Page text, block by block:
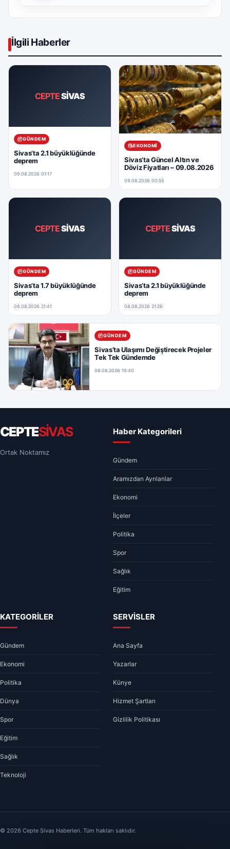
İlgili Haberler
CEPTESİVAS
GÜNDEM
Sivas’ta 2.1 büyüklüğünde
deprem
09.08.2026 01:17
EKONOMI
Sivas’ta Güncel Altın ve
Döviz Fiyatları – 09.08.2026
09.08.2026 00:55
CEPTESİVAS
GÜNDEM
Sivas’ta 1.7 büyüklüğünde
deprem
08.08.2026 21:41
CEPTESİVAS
GÜNDEM
Sivas’ta 2.1 büyüklüğünde
deprem
08.08.2026 21:28
GÜNDEM
Sivas’ta Ulaşımı Değiştirecek Projeler
Tek Tek Gündemde
08.08.2026 19:40
CEPTESİVAS
Ortak Noktamız
Haber Kategorileri
Gündem
Aramızdan Ayrılanlar
Ekonomi
İlçeler
Politika
Spor
Sağlık
Eğitim
KATEGORİLER
Gündem
Ekonomi
Politika
Dünya
Spor
Eğitim
Sağlık
Teknoloji
SERVİSLER
Ana Sayfa
Yazarlar
Künye
Hizmet Şartları
Gizlilik Politikası
© 2026 Cepte Sivas Haberleri. Tüm hakları saklıdır.